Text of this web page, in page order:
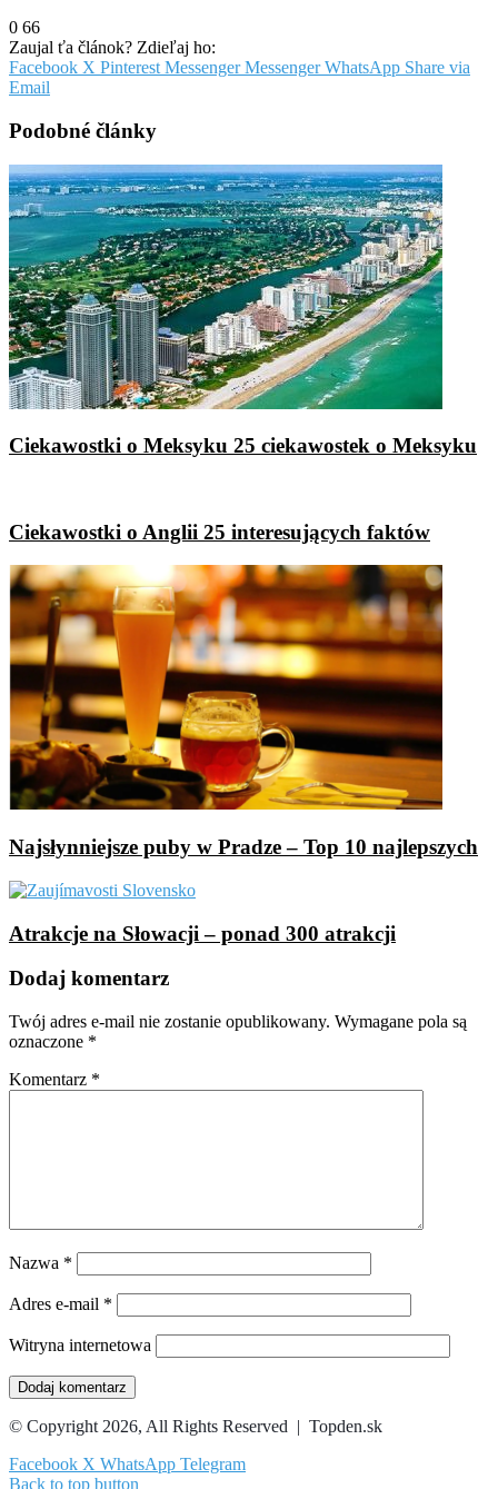
0 66
Zaujal ťa článok? Zdieľaj ho:
Facebook X Pinterest Messenger Messenger WhatsApp Share via
Email
Podobné články
Ciekawostki o Meksyku 25 ciekawostek o Meksyku
Ciekawostki o Anglii 25 interesujących faktów
Najsłynniejsze puby w Pradze – Top 10 najlepszych
Atrakcje na Słowacji – ponad 300 atrakcji
Dodaj komentarz
Twój adres e-mail nie zostanie opublikowany. Wymagane pola są
oznaczone *
Komentarz *
Nazwa *
Adres e-mail *
Witryna internetowa
© Copyright 2026, All Rights Reserved | Topden.sk
Facebook X WhatsApp Telegram
Back to top button